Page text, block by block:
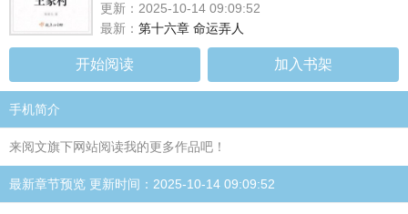
更新：2025-10-14 09:09:52
最新： 第十六章 命运弄人
开始阅读 加入书架
手机简介
来阅文旗下网站阅读我的更多作品吧！
最新章节预览 更新时间：2025-10-14 09:09:52